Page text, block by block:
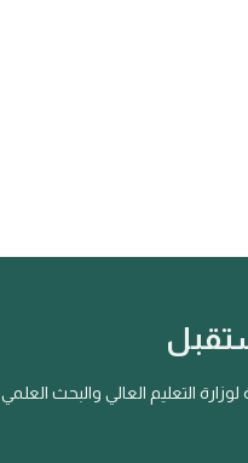
التعليم العالي والبحث العلمي